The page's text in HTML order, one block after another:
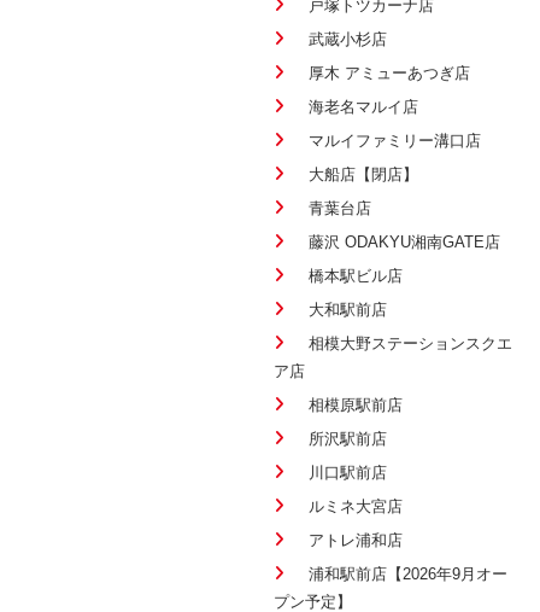
戸塚トツカーナ店
武蔵小杉店
厚木 アミューあつぎ店
海老名マルイ店
マルイファミリー溝口店
大船店【閉店】
青葉台店
藤沢 ODAKYU湘南GATE店
橋本駅ビル店
大和駅前店
相模大野ステーションスクエ
ア店
相模原駅前店
所沢駅前店
川口駅前店
ルミネ大宮店
アトレ浦和店
浦和駅前店【2026年9月オー
プン予定】